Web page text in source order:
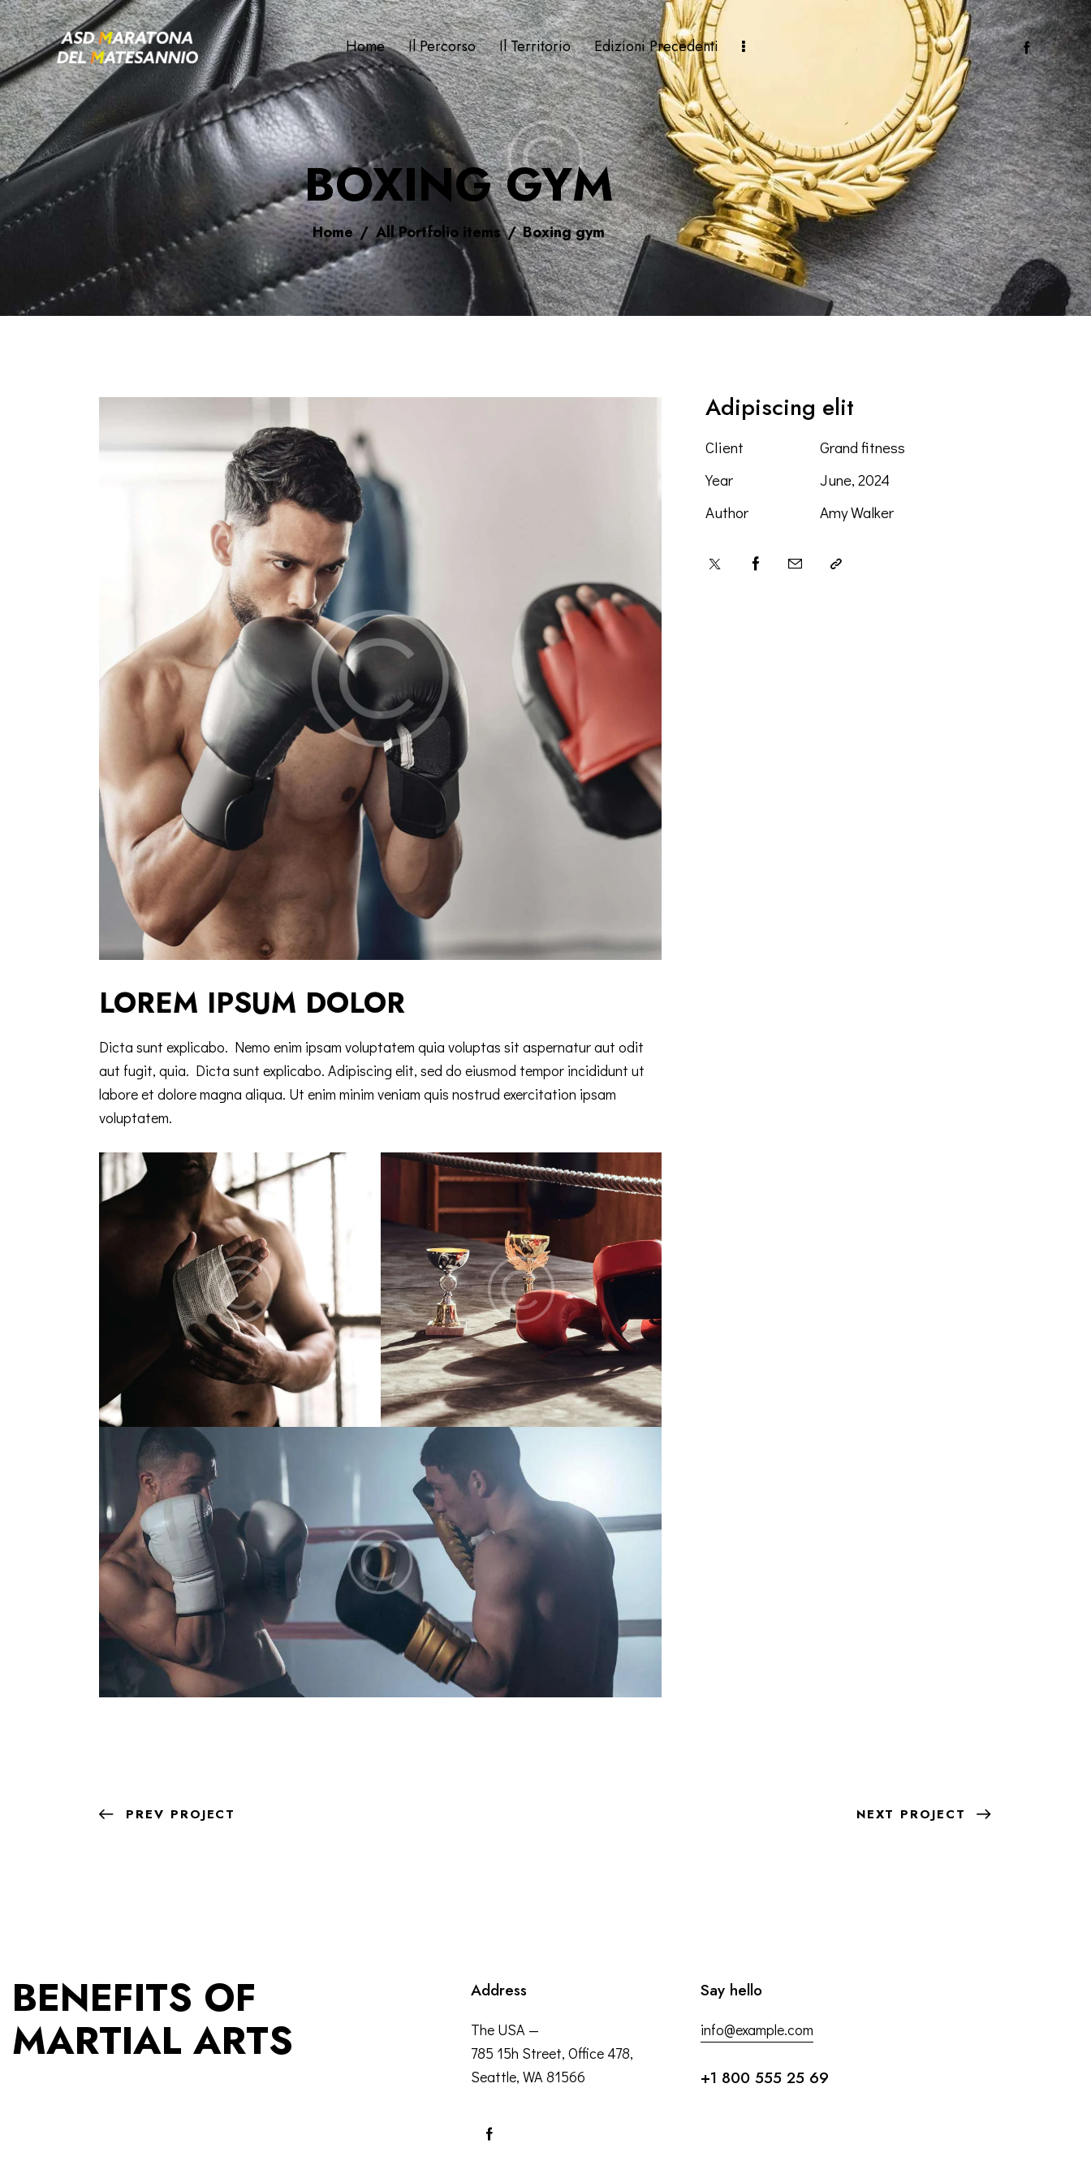
Home Il Percorso Il Territorio Edizioni Precedenti
BOXING GYM
Home All Portfolio items Boxing gym
LOREM IPSUM DOLOR
Dicta sunt explicabo. Nemo enim ipsam voluptatem quia voluptas sit aspernatur aut odit
aut fugit, quia. Dicta sunt explicabo. Adipiscing elit, sed do eiusmod tempor incididunt ut
labore et dolore magna aliqua. Ut enim minim veniam quis nostrud exercitation ipsam
voluptatem.
Adipiscing elit
Client
Grand fitness
Year
June, 2024
Author
Amy Walker
PREV PROJECT NEXT PROJECT
BENEFITS OF
MARTIAL ARTS
Address
The USA —
785 15h Street, Office 478,
Seattle, WA 81566
Say hello
info@example.com
+1 800 555 25 69